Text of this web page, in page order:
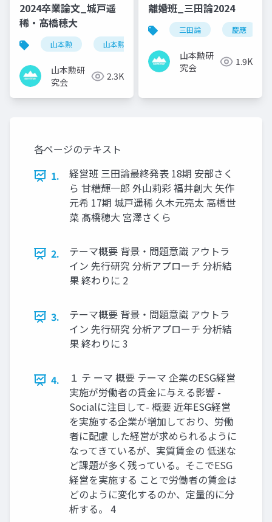
2024卒業論文_城戸遥
稀・髙橋穂大
山本勲 山本勲研究会
山本勲研
究会
2.3K
離婚班_三田論2024
三田論 慶應
山本勲研
究会
1.9K
各ページのテキスト
1.
経営班 三田論最終発表 18期 安部さく
ら 甘糟輝一郎 外山莉彩 福井創大 矢作
元希 17期 城戸遥稀 久木元亮太 高橋世
菜 髙橋穂大 宮澤さくら
2.
テーマ概要 背景・問題意識 アウトラ
イン 先行研究 分析アプローチ 分析結
果 終わりに 2
3.
テーマ概要 背景・問題意識 アウトラ
イン 先行研究 分析アプローチ 分析結
果 終わりに 3
4.
１ テ ーマ 概要 テーマ 企業のESG経営
実施が労働者の賃金に与える影響 -
Socialに注目して- 概要 近年ESG経営
を実施する企業が増加しており、労働
者に配慮 した経営が求められるように
なってきているが、実質賃金の 低迷な
ど課題が多く残っている。そこでESG
経営を実施する ことで労働者の賃金は
どのように変化するのか、定量的に分
析する。 4